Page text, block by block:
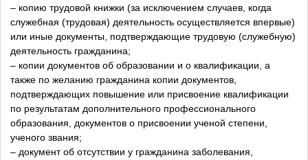
– копию трудовой книжки (за исключением случаев, когда
служебная (трудовая) деятельность осуществляется впервые)
или иные документы, подтверждающие трудовую (служебную)
деятельность гражданина;
– копии документов об образовании и о квалификации, а
также по желанию гражданина копии документов,
подтверждающих повышение или присвоение квалификации
по результатам дополнительного профессионального
образования, документов о присвоении ученой степени,
ученого звания;
– документ об отсутствии у гражданина заболевания,